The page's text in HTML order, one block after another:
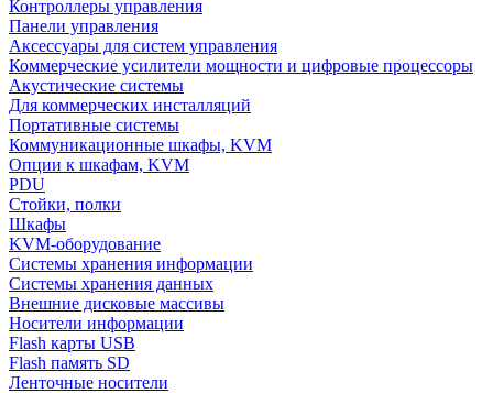
Контроллеры управления
Панели управления
Аксессуары для систем управления
Коммерческие усилители мощности и цифровые процессоры
Акустические системы
Для коммерческих инсталляций
Портативные системы
Коммуникационные шкафы, KVM
Опции к шкафам, KVM
PDU
Стойки, полки
Шкафы
KVM-оборудование
Системы хранения информации
Системы хранения данных
Внешние дисковые массивы
Носители информации
Flash карты USB
Flash память SD
Ленточные носители